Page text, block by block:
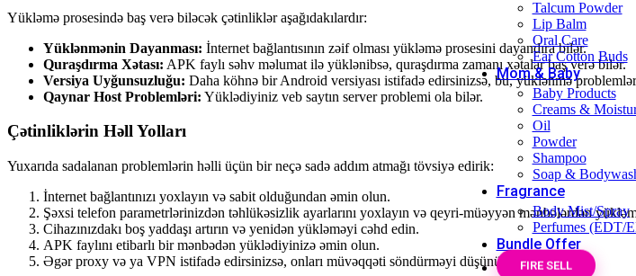
Talcum Powder
Lip Balm
Oral Care
Ear Cotton Buds
Mom & Baby
Baby Products
Creams &
Oil
Powder
Shampoo
Soap &
Fragrance
Body Mist/Spray
Perfumes (EDT/
Bundle Offer
FIRE SELL
Yükləmə prosesində baş verə biləcək çətinliklər aşağıdakılardır:
Yüklənmənin Dayanması: İnternet bağlantısının zəif olması yükləmə prosesini dayandıra bilər.
Quraşdırma Xətası: APK faylı səhv məlumat ilə yüklənibsə, quraşdırma zamanı xətalar baş verə bilər.
Versiya Uyğunsuzluğu: Daha köhnə bir Android versiyası istifadə edirsinizsə, bu, yüklənmə
Qaynar Host Problemləri: Yüklədiyiniz veb saytın server problemi ola bilər.
Çətinliklərin Həll Yolları
Yuxarıda sadalanan problemlərin həlli üçün bir neçə sadə addım atmağı tövsiyə edirik:
İnternet bağlantınızı yoxlayın və sabit olduğundan əmin olun.
Şəxsi telefon parametrlərinizdən təhlükəsizlik ayarlarını yoxlayın və qeyri-müəyyən mənbələrdən
Cihazınızdakı boş yaddaşı artırın və yenidən yükləməyi cəhd edin.
APK faylını etibarlı bir mənbədən yüklədiyinizə əmin olun.
Əgər proxy və ya VPN istifadə edirsinizsə, onları müvəqqəti söndürməyi düşünün.